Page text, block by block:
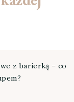
z barierką – co